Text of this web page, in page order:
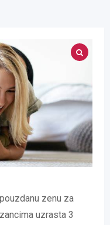
zenu za
uzrasta 3